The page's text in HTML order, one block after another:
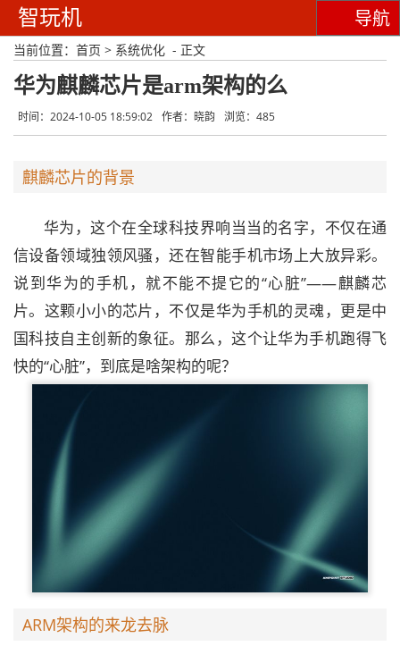
智玩机 导航
当前位置： 首页 > 系统优化 - 正文
华为麒麟芯片是arm架构的么
时间：2024-10-05 18:59:02 作者：晓韵 浏览：485
麒麟芯片的背景
华为，这个在全球科技界响当当的名字，不仅在通
信设备领域独领风骚，还在智能手机市场上大放异彩。
说到华为的手机，就不能不提它的“心脏”——麒麟芯
片。这颗小小的芯片，不仅是华为手机的灵魂，更是中
国科技自主创新的象征。那么，这个让华为手机跑得飞
快的“心脏”，到底是啥架构的呢？
ARM架构的来龙去脉